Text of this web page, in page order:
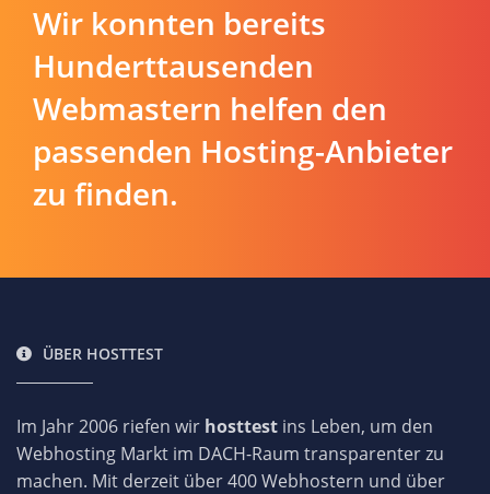
Wir konnten bereits
Hunderttausenden
Webmastern helfen den
passenden Hosting-Anbieter
zu finden.
ÜBER HOSTTEST
Im Jahr 2006 riefen wir hosttest ins Leben, um den
Webhosting Markt im DACH-Raum transparenter zu
machen. Mit derzeit über 400 Webhostern und über